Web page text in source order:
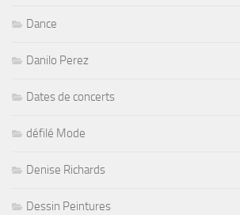
Dance
Danilo Perez
Dates de concerts
défilé Mode
Denise Richards
Dessin Peintures